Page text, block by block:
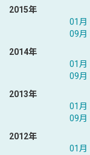
2015年
01月
09月
2014年
01月
09月
2013年
01月
09月
2012年
01月